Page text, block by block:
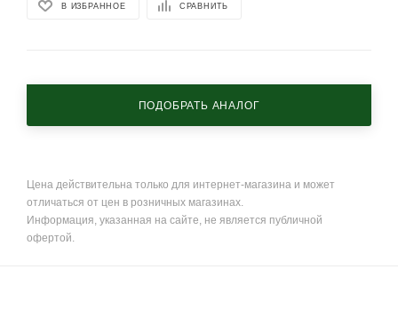
В ИЗБРАННОЕ СРАВНИТЬ
ПОДОБРАТЬ АНАЛОГ
Цена действительна только для интернет-магазина и может
отличаться от цен в розничных магазинах.
Информация, указанная на сайте, не является публичной
офертой.